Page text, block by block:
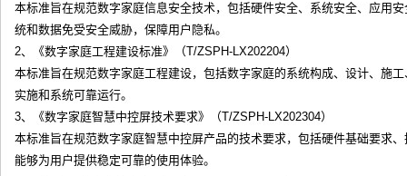
本标准旨在规范数字家庭信息安全技术，包括硬件安全、系统安全、应用
统和数据免受安全威胁，保障用户隐私。
2、《数字家庭工程建设标准》（T/ZSPH-LX202204）
本标准旨在规范数字家庭工程建设，包括数字家庭的系统构成、设计、施
实施和系统可靠运行。
3、《数字家庭智慧中控屏技术要求》（T/ZSPH-LX202304）
本标准旨在规范数字家庭智慧中控屏产品的技术要求，包括硬件基础要求
能够为用户提供稳定可靠的使用体验。